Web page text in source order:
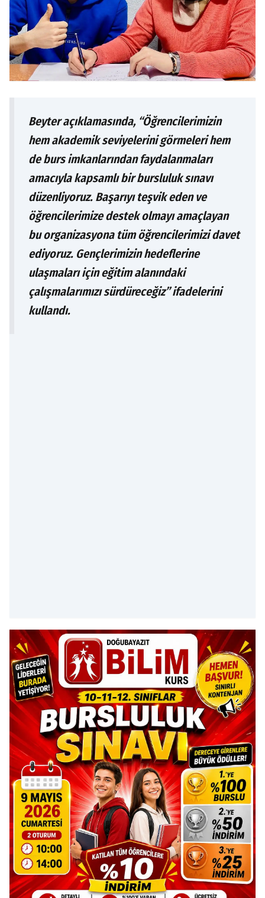
Beyter açıklamasında, “Öğrencilerimizin
hem akademik seviyelerini görmeleri hem
de burs imkanlarından faydalanmaları
amacıyla kapsamlı bir bursluluk sınavı
düzenliyoruz. Başarıyı teşvik eden ve
öğrencilerimize destek olmayı amaçlayan
bu organizasyona tüm öğrencilerimizi davet
ediyoruz. Gençlerimizin hedeflerine
ulaşmaları için eğitim alanındaki
çalışmalarımızı sürdüreceğiz” ifadelerini
kullandı.